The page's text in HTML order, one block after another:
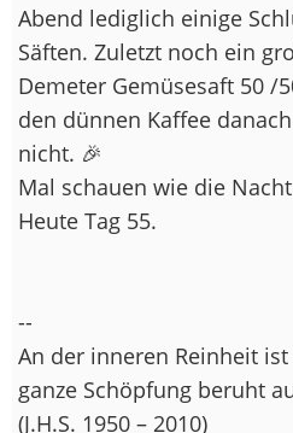
Abend lediglich einige
Säften. Zuletzt noch ein
Demeter Gemüsesaft 50 /
den dünnen Kaffee
nicht. 🎉
Mal schauen wie die
Heute Tag 55.
--
An der inneren Reinheit ist
ganze Schöpfung beruht
(J.H.S. 1950 – 2010)